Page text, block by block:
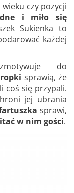
czy pozycji
i miło się
Sukienka to
każdej
do
sprawią, że
coś się przypali.
jej ubrania
sprawi,
w nim gości.